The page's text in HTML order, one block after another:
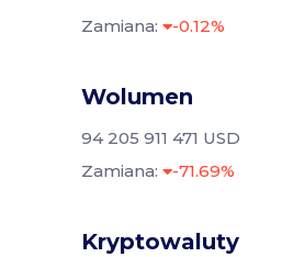
Zamiana:
-0.12%
Wolumen
94 205 911 471 USD
Zamiana:
-71.69%
Kryptowaluty